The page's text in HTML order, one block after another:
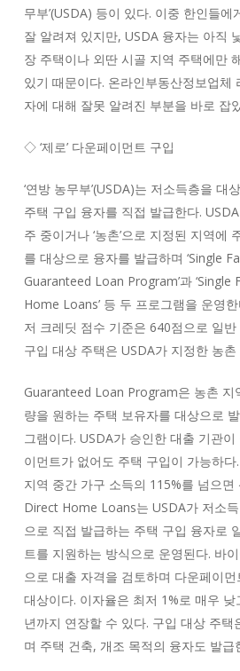
무부’(USDA) 등이 있다. 이중 한인들
잘 알려져 있지만, USDA 융자는 아직
장 주택이나 외딴 시골 지역 주택에만
있기 때문이다. 온라인부동산정보업체
자에 대해 잘못 알려진 부분을 바로 잡
◇ ‘제로’ 다운페이먼트 구입
‘연방 농무부’(USDA)는 저소득층을 대
주택 구입 융자를 직접 발급한다.
주 중이거나 ‘농촌’으로 지정된 지역에
를 대상으로 융자를 발급하며 ‘Single
Guaranteed Loan Program’과
Home Loans’ 등 두 프로그램을 운영
저 크레딧 점수 기준은 640점으로 일
구입 대상 주택은 USDA가 지정한 농
Guaranteed Loan Program은 농촌 지
량을 원하는 주택 보유자를 대상으로
그램이다. USDA가 승인한 대출 기관
이먼트가 없어도 주택 구입이 가능하
지역 중간 가구 소득의 115%를 넘으면
Direct Home Loans는 USDA가 저소
으로 직접 발급하는 주택 구입 융자로
트를 지원하는 방식으로 운영된다. 바
으로 대출 자격을 검토하며 다운페이
대상이다. 이자율은 최저 1%로 매우
년까지 연장할 수 있다. 구입 대상 주택
며 주택 건축, 개조 목적의 융자도 발급